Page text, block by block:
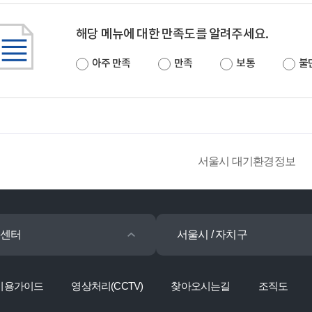
해당 메뉴에 대한 만족도를 알려주세요.
아주 만족 만족 보통 불
서울시 대기환경정보
터 서울시 / 자치구
용가이드 영상처리(CCTV) 찾아오시는길 조직도